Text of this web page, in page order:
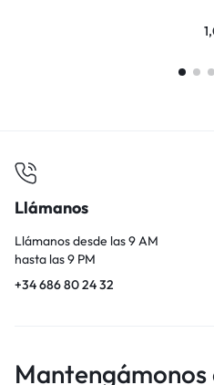
Llámanos
Llámanos desde las 9 AM
hasta las 9 PM
+34 686 80 24 32